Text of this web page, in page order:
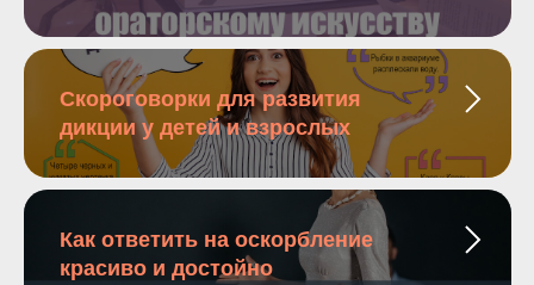
Скороговорки для развития
дикции у детей и взрослых
Как ответить на оскорбление
красиво и достойно